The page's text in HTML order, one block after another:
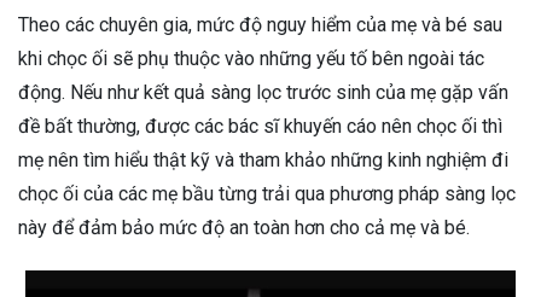
Theo các chuyên gia, mức độ nguy hiểm của mẹ và bé sau
khi chọc ối sẽ phụ thuộc vào những yếu tố bên ngoài tác
động. Nếu như kết quả sàng lọc trước sinh của mẹ gặp vấn
đề bất thường, được các bác sĩ khuyến cáo nên chọc ối thì
mẹ nên tìm hiểu thật kỹ và tham khảo những kinh nghiệm đi
chọc ối của các mẹ bầu từng trải qua phương pháp sàng lọc
này để đảm bảo mức độ an toàn hơn cho cả mẹ và bé.